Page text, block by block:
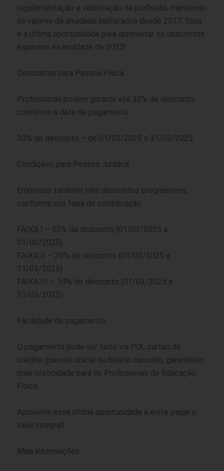
regulamentação e valorização da profissão, mantendo
os valores da anuidade inalterados desde 2017. Essa
é a última oportunidade para aproveitar os descontos
especiais na anuidade de 2025!
Descontos para Pessoa Física
Profissionais podem garantir até 30% de desconto,
conforme a data de pagamento:
30% de desconto – de 01/03/2025 a 31/03/2025
Condições para Pessoa Jurídica
Empresas também têm descontos progressivos,
conforme sua faixa de contribuição:
FAIXA I – 30% de desconto (01/03/2025 a
31/03/2025)
FAIXA II – 20% de desconto (01/03/2025 a
31/03/2025)
FAIXA III – 10% de desconto (01/03/2025 a
31/03/2025)
Facilidade de pagamento
O pagamento pode ser feito via PIX, cartão de
crédito (parcela única) ou boleto bancário, garantindo
mais praticidade para os Profissionais de Educação
Física.
Aproveite essa última oportunidade e evite pagar o
valor integral!
Mais informações: